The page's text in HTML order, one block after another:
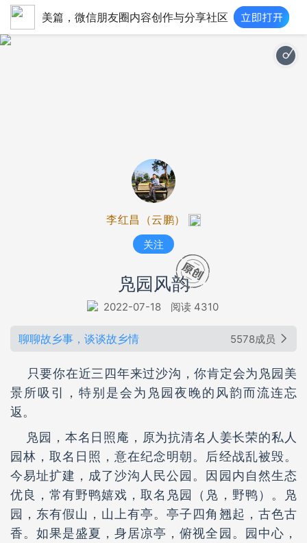
美篇，微信朋友圈内容创作与分享社区
李红昌（云鹏）
关注
凫园风韵
2022-07-18 阅读 4310
聊聊故乡事，谈谈故乡情 5578成员
只要你在近三四年来过沙沟，你肯定会为凫园美
景所吸引，特别是会为凫园夜晚的风韵而流连忘
返。
凫园，本名日照庵，原为抗清名人姜长荣的私人
园林，取名日照，意在纪念明朝。后经战乱被毁。
今易址扩建，成了沙沟人民公园。因园内自然生态
优良，常有野鸭嬉戏，取名凫园（凫，野鸭）。凫
园，东有假山，山上有亭。亭子四角翘起，古色古
香。如果是盛夏，身居凉亭，俯视全园。园中心，
再唱山歌